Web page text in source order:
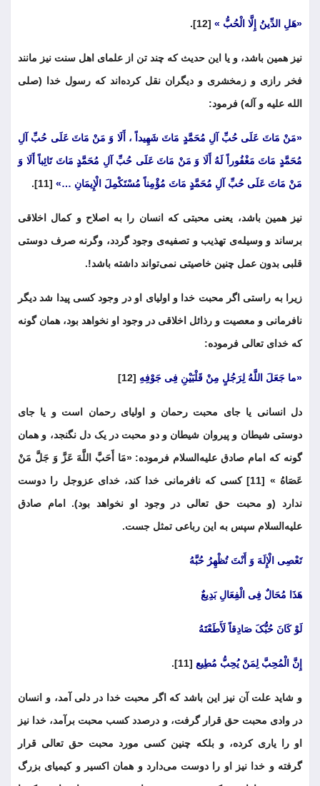
«هَلِ الدِّینُ إِلَّا الْحُبُّ » [12].
نیز همین باشد، و یا این حدیث که چند تن از علمای اهل سنت نیز مانند
فخر رازی و زمخشری و دیگران نقل کرده‌اند که رسول خدا (صلی
الله علیه و آله) فرمود:
«مَنْ مَاتَ عَلَی حُبِّ آلِ مُحَمَّدٍ مَاتَ شَهِیداً ، أَلَا وَ مَنْ مَاتَ عَلَی حُبِّ آلِ
مُحَمَّدٍ مَاتَ مَغْفُوراً لَهُ أَلَا وَ مَنْ مَاتَ عَلَی حُبِّ آلِ مُحَمَّدٍ مَاتَ تَائِباً أَلَا وَ
مَنْ مَاتَ عَلَی حُبِّ آلِ مُحَمَّدٍ مَاتَ مُؤْمِناً مُسْتَکْمِلَ الْإِیمَانِ …» [11].
نیز همین باشد، یعنی محبتی که انسان را به اصلاح و کمال اخلاقی
برساند و وسیله‌ی تهذیب و تصفیه‌ی وجود گردد، وگرنه صرف دوستی
قلبی بدون عمل چنین خاصیتی نمی‌تواند داشته باشد!.
زیرا به راستی اگر محبت خدا و اولیای او در وجود کسی پیدا شد دیگر
نافرمانی و معصیت و رذائل اخلاقی در وجود او نخواهد بود، همان گونه
که خدای تعالی فرموده:
«ما جَعَلَ اللَّهُ لِرَجُلٍ مِنْ قَلْبَیْنِ فِی جَوْفِهِ [12]
دل انسانی یا جای محبت رحمان و اولیای رحمان است و یا جای
دوستی شیطان و پیروان شیطان و دو محبت در یک دل نگنجد، و همان
گونه که امام صادق علیه‌السلام فرموده: «مَا أَحَبَّ اللَّهَ عَزَّ وَ جَلَّ مَنْ
عَصَاهُ » [11] کسی که نافرمانی خدا کند، خدای عزوجل را دوست
ندارد (و محبت حق تعالی در وجود او نخواهد بود). امام صادق
علیه‌السلام سپس به این رباعی تمثل جست.
تَعْصِی الْإِلَهَ وَ أَنْتَ تُظْهِرُ حُبَّهُ
هَذَا مُحَالٌ فِی الْفِعَالِ بَدِیعٌ
لَوْ کَانَ حُبُّکَ صَادِقاً لَأَطَعْتَهُ
إِنَّ الْمُحِبَّ لِمَنْ یُحِبُّ مُطِیع [11].
و شاید علت آن نیز این باشد که اگر محبت خدا در دلی آمد، و انسان
در وادی محبت حق قرار گرفت، و درصدد کسب محبت برآمد، خدا نیز
او را یاری کرده، و بلکه چنین کسی مورد محبت حق تعالی قرار
گرفته و خدا نیز او را دوست می‌دارد و همان اکسیر و کیمیای بزرگ